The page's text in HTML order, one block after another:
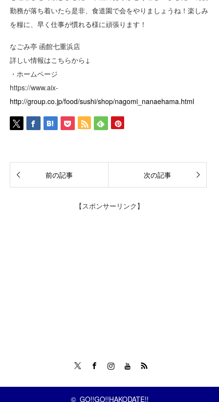
勤務が落ち着いたら是非、食道園で会をやりましょうね！楽しみ
を糧に、早く仕事が慣れる様に頑張ります！
なごみ亭 函館七重浜店
詳しい情報はこちらから↓
・ホームページ
https://www.aix-
http://group.co.jp/food/sushi/shop/nagomi_nanaehama.html
前の記事 次の記事
【スポンサーリンク】
InstagramTumblr RSS
© GO!!GO!!HAKODATE!!